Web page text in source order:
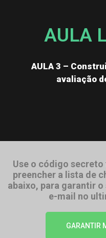
AULA
AULA 3 –
avaliação
Use o código
preencher a lista de
abaixo, para garantir
e-mail no
GARANTIR